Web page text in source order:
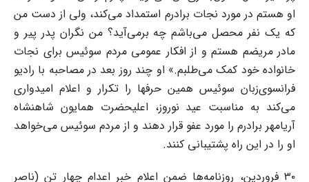
او هستم در مورد نجات برادرم استمداد می‌کند، ولی از دست من
که یک نفر محصل می‌باشم چه برمی‌آید؟ من نگران پدر پیر و
مادر مریضم هستم و از افکار عمومی مردم سوئیس برای نجات
خانواده خود کمک می‌طلبم.» او چند روز بعد در مصاحبه‌ با رادیو
فرانسوی‌زبان سوئیس همین حرفها را تکرار و اعلام امیدواری
می‌کند به مناسبت عید نوروز، اعلیحضرت همایون شاهنشاه
آریامهر برادرم را مورد عفو قرار دهند و از مردم سوئیس می‌خواهد
او را در این راه پشتیبانی کنند.
۳۰ فروردین، روزنامه‌ها ضمن اعلام خبر اعدام چهار تن (ناصر